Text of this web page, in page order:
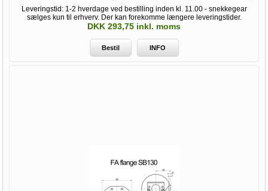
Leveringstid: 1-2 hverdage ved bestilling inden kl. 11.00 - snekkegear
sælges kun til erhverv. Der kan forekomme længere leveringstider.
DKK 293,75 inkl. moms
Bestil INFO